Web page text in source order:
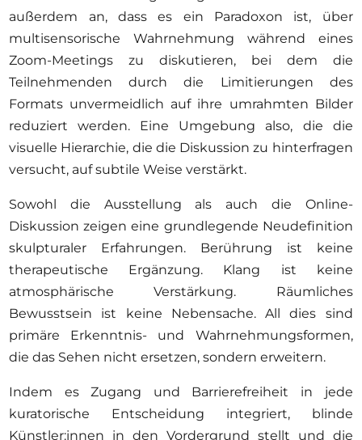
außerdem an, dass es ein Paradoxon ist, über
multisensorische Wahrnehmung während eines
Zoom-Meetings zu diskutieren, bei dem die
Teilnehmenden durch die Limitierungen des
Formats unvermeidlich auf ihre umrahmten Bilder
reduziert werden. Eine Umgebung also, die die
visuelle Hierarchie, die die Diskussion zu hinterfragen
versucht, auf subtile Weise verstärkt.
Sowohl die Ausstellung als auch die Online-
Diskussion zeigen eine grundlegende Neudefinition
skulpturaler Erfahrungen. Berührung ist keine
therapeutische Ergänzung. Klang ist keine
atmosphärische Verstärkung. Räumliches
Bewusstsein ist keine Nebensache. All dies sind
primäre Erkenntnis- und Wahrnehmungsformen,
die das Sehen nicht ersetzen, sondern erweitern.
Indem es Zugang und Barrierefreiheit in jede
kuratorische Entscheidung integriert, blinde
Künstler:innen in den Vordergrund stellt und die